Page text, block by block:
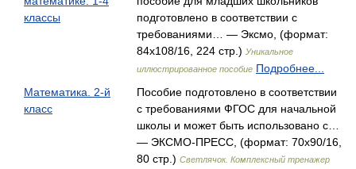
классы
подготовлено в соответствии с
требованиями… — Эксмо, (формат:
84x108/16, 224 стр.) Уникальное
иллюстрированное пособие Подробнее...
Математика. 2-й
класс
Пособие подготовлено в соответствии
с требованиями ФГОС для начальной
школы и может быть использовано с…
— ЭКСМО-ПРЕСС, (формат: 70x90/16,
80 стр.) Светлячок. Комплексный тренажер